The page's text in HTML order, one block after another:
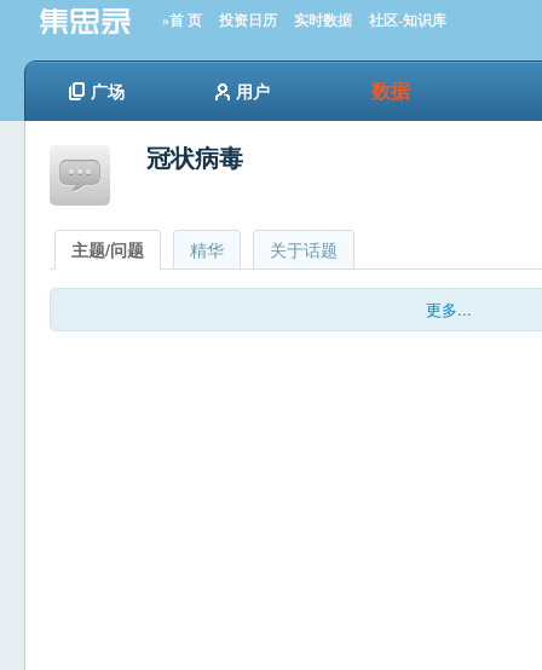
»首 页 投资日历 实时数据 社区-知识库
广场 用户 数据
冠状病毒
主题/问题 精华 关于话题
更多...